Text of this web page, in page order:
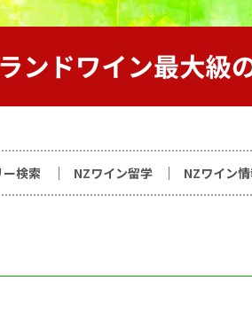
ー検索 NZワイン留学 NZワイン